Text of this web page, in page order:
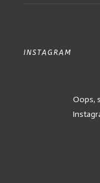
INSTAGRAM
Oops,